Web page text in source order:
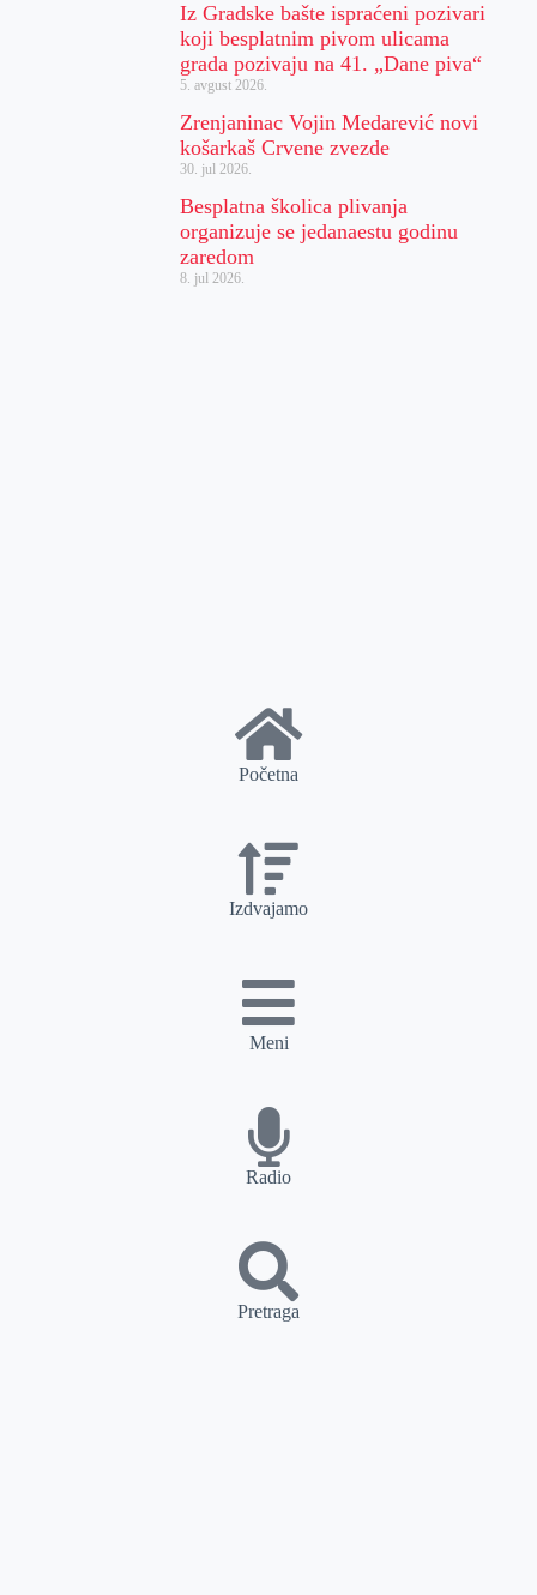
Iz Gradske bašte ispraćeni pozivari
koji besplatnim pivom ulicama
grada pozivaju na 41. „Dane piva“
5. avgust 2026.
Zrenjaninac Vojin Medarević novi
košarkaš Crvene zvezde
30. jul 2026.
Besplatna školica plivanja
organizuje se jedanaestu godinu
zaredom
8. jul 2026.
Početna
Izdvajamo
Meni
Radio
Pretraga